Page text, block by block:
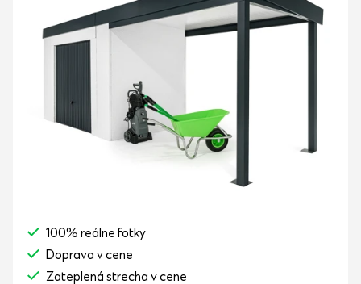
100% reálne fotky
Doprava v cene
Zateplená strecha v cene